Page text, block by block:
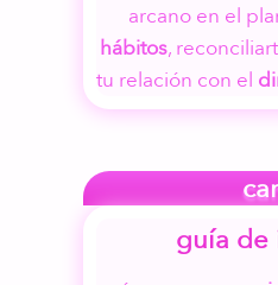
arcano en el
hábitos,
tu relación con el
guía de